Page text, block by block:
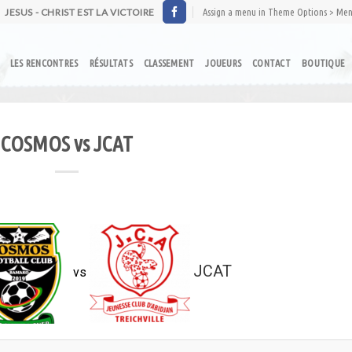
JESUS - CHRIST EST LA VICTOIRE Assign a menu in Theme Options >
LES RENCONTRES RÉSULTATS CLASSEMENT JOUEURS CONTACT BOUTIQUE
COSMOS vs JCAT
vs JCAT